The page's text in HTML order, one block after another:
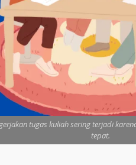
tugas kuliah sering terjadi
tepat.